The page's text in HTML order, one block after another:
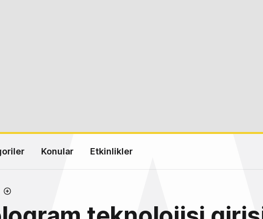
Konular Etkinlikler